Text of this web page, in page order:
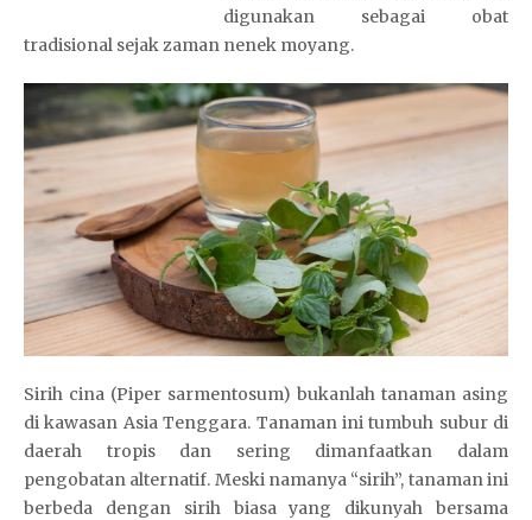
digunakan sebagai obat
tradisional sejak zaman nenek moyang.
Sirih cina (Piper sarmentosum) bukanlah tanaman asing
di kawasan Asia Tenggara. Tanaman ini tumbuh subur di
daerah tropis dan sering dimanfaatkan dalam
pengobatan alternatif. Meski namanya “sirih”, tanaman ini
berbeda dengan sirih biasa yang dikunyah bersama